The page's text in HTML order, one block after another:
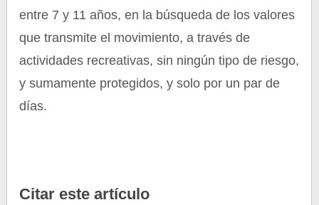
entre 7 y 11 años, en la búsqueda de los valores
que transmite el movimiento, a través de
actividades recreativas, sin ningún tipo de riesgo,
y sumamente protegidos, y solo por un par de
días.
Citar este artículo